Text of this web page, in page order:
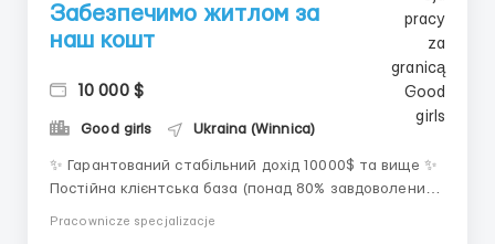
Забезпечимо житлом за
наш кошт
10 000 $
Good girls Ukraina (Winnica)
✨ Гарантований стабільний дохід 10000$ та вище ✨
Постійна клієнтська база (понад 80% завдоволених
Pracownicze specjalizacje